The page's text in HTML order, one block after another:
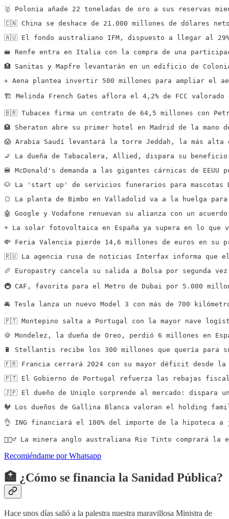
🥇 Polonia añade 22 toneladas de oro a sus reservas
🇨🇳 China se deshace de 21.000 millones de dólares
🇦🇺 El fondo australiano IFM, dispuesto a llegar al
🚝 Renfe entra en Italia con la compra de una
🏥 Sanitas y Mapfre levantarán en un edificio de
✈️ Aena plantea invertir 500 millones para ampliar el
🏗️ Melinda French Gates aflora el 4,2% de FCC
🇧🇷 Tubacex firma un contrato de 64,5 millones con
🏨 Sheraton abre su primer hotel en Madrid de la mano
😱 Arabia Saudí levantará la torre Jeddah, la más alta
🚬 La dueña de Tabacalera, Allied, dispara su
🍔 McDonald's demanda a las gigantes cárnicas de
🐶 La 'start up' de servicios funerarios para mascotas
🍞 La planta de Bimbo en Valladolid va a la huelga
🤖 Google y Vodafone renuevan su alianza con un
☀️ La solar fotovoltaica en España ya supera en lo que
💸 Feria Valencia pierde 14,6 millones de euros en su
🇷🇺 La agencia rusa de noticias Interfax informa que
🥖 Europastry cancela su salida a Bolsa por segunda
🚇 CAF, favorita para el Metro de Dubai por 5.000
🚘 Tesla lanza un nuevo Model 3 con más de 700
🇵🇹 Montepino salta a Portugal con la mayor nave
🍪 Mondelez, la dueña de Oreo, perdió 6 millones en
🔋 Stellantis recibe los 300 millones que quería para
🇫🇷 Francia cerrará 2024 con su mayor déficit desde la
🇵🇹 El Gobierno de Portugal refuerza las rebajas
🇯🇵 El dueño de Uniqlo sorprende al mercado: dispara
🐓 Los dueños de Gallina Blanca valoran el holding
👌 ING financiará el 100% del importe de la hipoteca a
👷🏻‍♂️ La minera anglo australiana Rio Tinto comprará
Recomiéndame por Whatsapp
🏥 ¿Cómo se financia la Sanidad Pública?
Hace unos días salió a la palestra nuestra maravillosa Ministra de